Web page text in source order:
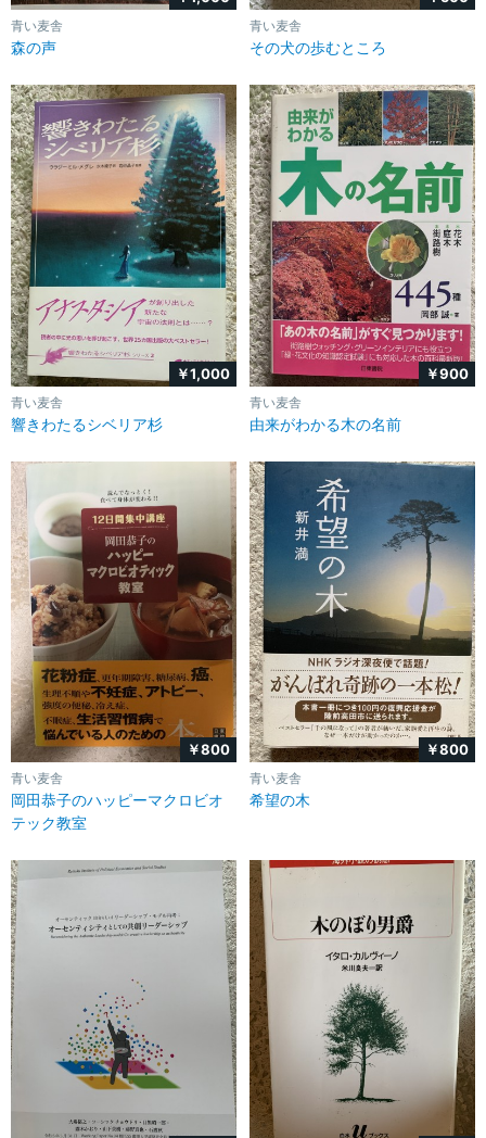
青い麦舎
森の声
青い麦舎
その犬の歩むところ
￥1,000
青い麦舎
響きわたるシベリア杉
￥900
青い麦舎
由来がわかる木の名前
￥800
青い麦舎
岡田恭子のハッピーマクロビオ
テック教室
￥800
青い麦舎
希望の木